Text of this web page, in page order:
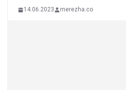
14.06.2023 merezha.co